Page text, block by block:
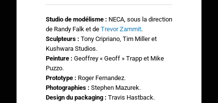
Studio de modélisme : NECA, sous la direction
de Randy Falk et de Trevor Zammit.
Sculpteurs : Tony Cripriano, Tim Miller et
Kushwara Studios.
Peinture : Geoffrey « Geoff » Trapp et Mike
Puzzo.
Prototype : Roger Fernandez.
Photographies : Stephen Mazurek.
Design du packaging : Travis Hastback.